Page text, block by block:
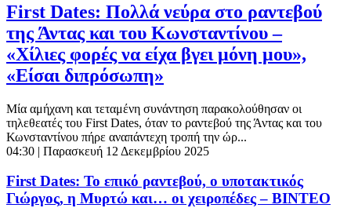
First Dates: Πολλά νεύρα στο ραντεβού
της Άντας και του Κωνσταντίνου –
«Χίλιες φορές να είχα βγει μόνη μου»,
«Είσαι διπρόσωπη»
Μία αμήχανη και τεταμένη συνάντηση παρακολούθησαν οι
τηλεθεατές του First Dates, όταν το ραντεβού της Άντας και του
Κωνσταντίνου πήρε αναπάντεχη τροπή την ώρ...
04:30 | Παρασκευή 12 Δεκεμβρίου 2025
First Dates: To επικό ραντεβού, ο υποτακτικός
Γιώργος, η Μυρτώ και… οι χειροπέδες – ΒΙΝΤΕΟ